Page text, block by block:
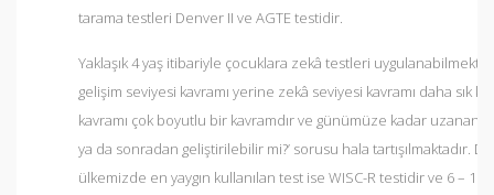
tarama testleri Denver II ve AGTE testidir.
Yaklaşık 4 yaş itibariyle çocuklara zekâ testleri
gelişim seviyesi kavramı yerine zekâ seviyesi kavramı daha sık
kavramı çok boyutlu bir kavramdır ve günümüze kadar uzanan
ya da sonradan geliştirilebilir mi?’ sorusu hala tartışılmaktadır.
ülkemizde en yaygın kullanılan test ise WISC-R testidir ve 6 – 16